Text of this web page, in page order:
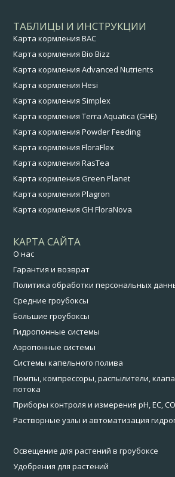
ТАБЛИЦЫ И ИНСТРУКЦИИ
Карта кормления BAC
Карта кормления Bio Bizz
Карта кормления Advanced Nutrients
Карта кормления Hesi
Карта кормления Simplex
Карта кормления Terra Aquatica (GHE)
Карта кормления Powder Feeding
Карта кормления FloraFlex
Карта кормления RasTea
Карта кормления Green Planet
Карта кормления Plagron
Карта кормления GH FloraNova
КАРТА САЙТА
О нас
Гарантия и возврат
Политика обработки персональных
Средние гроубоксы
Большие гроубоксы
Гидропонные системы
Аэропонные системы
Системы капельного полива
Помпы, компрессоры, распылители,
потока
Приборы контроля и измерения pH, EC,
Растворные узлы и автоматизация
Освещение для растений в гроубоксе
Удобрения для растений